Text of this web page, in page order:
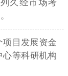
久经市场考
目发展资金
等科研机构